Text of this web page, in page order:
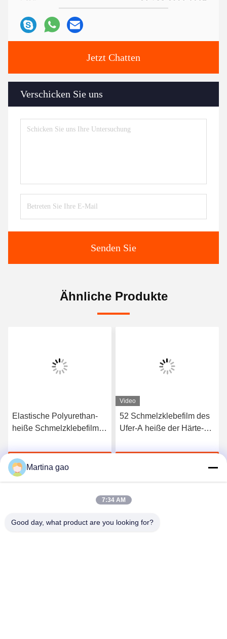
Jetzt Chatten
Verschicken Sie uns
Senden Sie
Ähnliche Produkte
Elastische Polyurethan-
heiße Schmelzklebefilm
Jetzt Chatten
Video
52 Schmelzklebefilm des
Ufer-A heiße der Härte-
Unterwäsche
Martina gao
7:34 AM
Good day, what product are you looking for?